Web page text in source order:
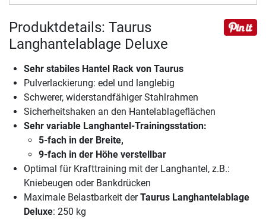
Produktdetails: Taurus
Langhantelablage Deluxe
Sehr stabiles Hantel Rack von Taurus
Pulverlackierung: edel und langlebig
Schwerer, widerstandfähiger Stahlrahmen
Sicherheitshaken an den Hantelablageflächen
Sehr variable Langhantel-Trainingsstation:
5-fach in der Breite,
9-fach in der Höhe verstellbar
Optimal für Krafttraining mit der Langhantel, z.B.:
Kniebeugen oder Bankdrücken
Maximale Belastbarkeit derTaurus Langhantelablage
Deluxe: 250 kg